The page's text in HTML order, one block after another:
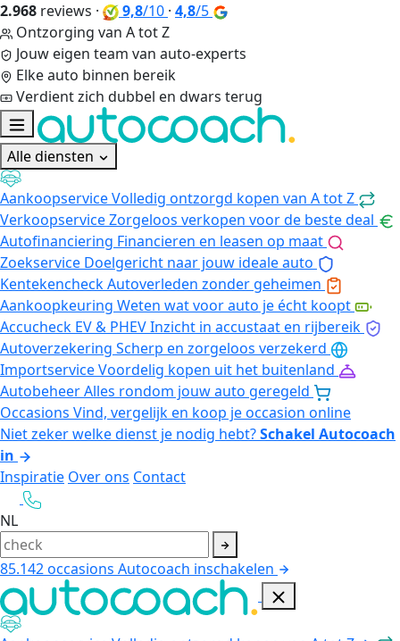
2.968 reviews · 9,8/10 · 4,8/5
Ontzorging van A tot Z
Jouw eigen team van auto-experts
Elke auto binnen bereik
Verdient zich dubbel en dwars terug
Alle diensten
AankoopserviceVolledig ontzorgd kopen van A tot Z
VerkoopserviceZorgeloos verkopen voor de beste deal
Autofinanciering Financieren en leasen op maat
Zoekservice Doelgericht naar jouw ideale auto
KentekencheckAutoverleden zonder geheimen
Aankoopkeuring Weten wat voor auto je écht koopt
Accucheck EV & PHEVInzicht in accustaat en rijbereik
Autoverzekering Scherp en zorgeloos verzekerd
ImportserviceVoordelig kopen uit het buitenland
AutobeheerAlles rondom jouw auto geregeld
Occasions Vind, vergelijk en koop je occasion online
Niet zeker welke dienst je nodig hebt?Schakel Autocoach
in
Inspiratie Over ons Contact
NL
85.142occasions Autocoach inschakelen